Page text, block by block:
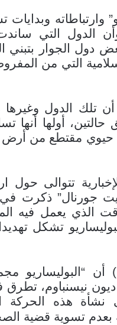
وبدايات
الدول التي
دول الجوار بتبني
التي من
أن تلك الدول
أولها أنها
حيوي مقتطع من
تتوالى حول
جورنال” ذكرت
الذي يعمل فيه
تشكل
“البوليساريو
ديون نيسنباوم،
هذه الحركة
بعدم تسوية قضية